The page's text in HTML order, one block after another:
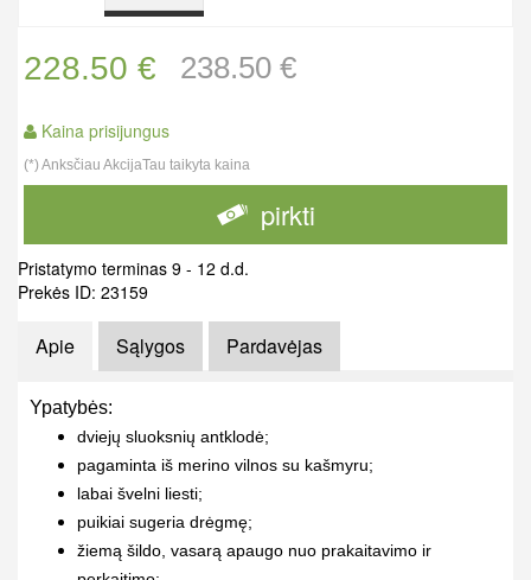
228.50 €
Kaina prisijungus
238.50 €
(*) Anksčiau AkcijaTau taikyta kaina
pirkti
Pristatymo terminas 9 - 12 d.d.
Prekės ID: 23159
Apie Sąlygos Pardavėjas
Ypatybės:
dviejų sluoksnių antklodė;
pagaminta iš merino vilnos su kašmyru;
labai švelni liesti;
puikiai sugeria drėgmę;
žiemą šildo, vasarą apaugo nuo prakaitavimo ir